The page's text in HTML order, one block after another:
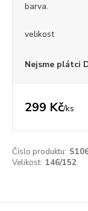
barva.
velikost
Nejsme plátci
299 Kč/ks
Číslo produktu:
Velikost: 146/152